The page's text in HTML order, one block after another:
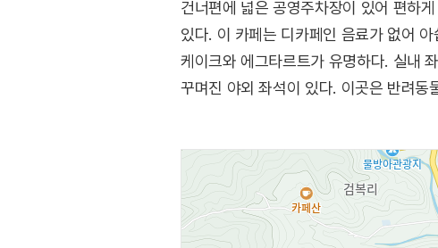
건너편에 넓은 공영주차장이 있어 편하
있다. 이 카페는 디카페인 음료가 없어
케이크와 에그타르트가 유명하다. 실내
꾸며진 야외 좌석이 있다. 이곳은 반려동